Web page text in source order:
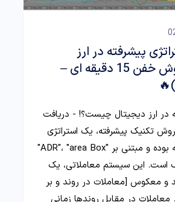
پیشرفته در ارز
دیجیتال – روش خفن 15 دقیقه ای –
در ارز دیجیتال چیست؟! - دریافت
تکنیک پیشرفته، یک استراتژی
ارز دیجیتال روزانه بوده و مبتنی بر "ADR"، "area Box"
است. این سیستم معاملاتی، یک
و معکوس [معاملات در روند و بر